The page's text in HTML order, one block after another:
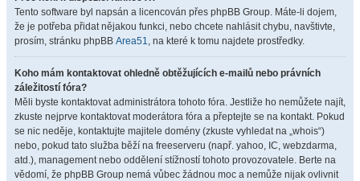
Tento software byl napsán a licencován přes phpBB Group. Máte-li dojem,
že je potřeba přidat nějakou funkci, nebo chcete nahlásit chybu, navštivte,
prosím, stránku phpBB Area51, na které k tomu najdete prostředky.
Koho mám kontaktovat ohledně obtěžujících e-mailů nebo právních
záležitostí fóra?
Měli byste kontaktovat administrátora tohoto fóra. Jestliže ho nemůžete najít,
zkuste nejprve kontaktovat moderátora fóra a přeptejte se na kontakt. Pokud
se nic neděje, kontaktujte majitele domény (zkuste vyhledat na „whois“)
nebo, pokud tato služba běží na freeserveru (např. yahoo, IC, webzdarma,
atd.), management nebo oddělení stížností tohoto provozovatele. Berte na
vědomí, že phpBB Group nemá vůbec žádnou moc a nemůže nijak ovlivnit